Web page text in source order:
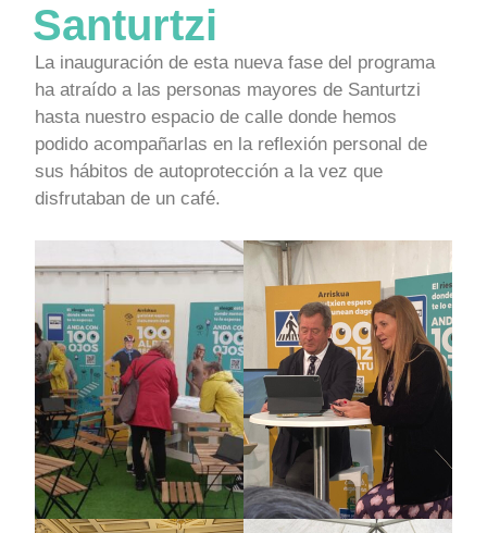
Santurtzi
La inauguración de esta nueva fase del programa
ha atraído a las personas mayores de Santurtzi
hasta nuestro espacio de calle donde hemos
podido acompañarlas en la reflexión personal de
sus hábitos de autoprotección a la vez que
disfrutaban de un café.